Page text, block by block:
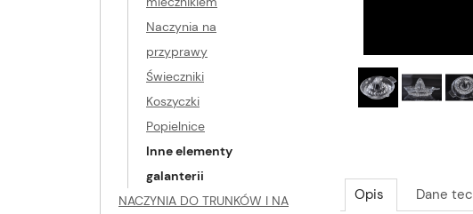
Naczynia na
przyprawy
Świeczniki
Koszyczki
Popielnice
Inne elementy
galanterii
NACZYNIA DO TRUNKÓW I NA
Opis Dane